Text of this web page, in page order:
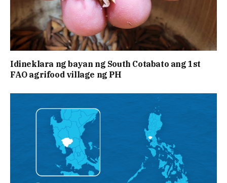
Idineklara ng bayan ng South Cotabato ang 1st
FAO agrifood village ng PH